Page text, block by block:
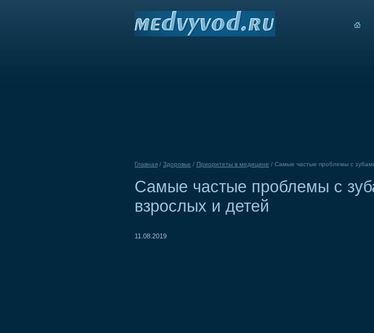
Главная / Здоровье / Приоритеты в медицине / Самые частые проблемы с
Самые частые проблемы с
взрослых и детей
11.08.2019